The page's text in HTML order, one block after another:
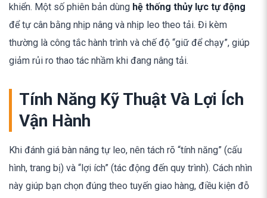
khiển. Một số phiên bản dùng hệ thống thủy lực tự động
để tự cân bằng nhịp nâng và nhịp leo theo tải. Đi kèm
thường là công tắc hành trình và chế độ “giữ để chạy”, giúp
giảm rủi ro thao tác nhầm khi đang nâng tải.
Tính Năng Kỹ Thuật Và Lợi Ích
Vận Hành
Khi đánh giá bàn nâng tự leo, nên tách rõ “tính năng” (cấu
hình, trang bị) và “lợi ích” (tác động đến quy trình). Cách nhìn
này giúp bạn chọn đúng theo tuyến giao hàng, điều kiện đỗ